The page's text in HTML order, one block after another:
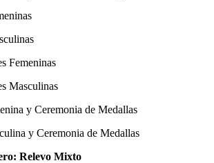
Femeninas
Masculinas
y Ceremonia de Medallas
y Ceremonia de Medallas
Relevo Mixto